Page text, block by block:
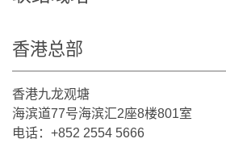
香港总部
香港九龙观塘
海滨道77号海滨汇2座8楼801室
电话：+852 2554 5666